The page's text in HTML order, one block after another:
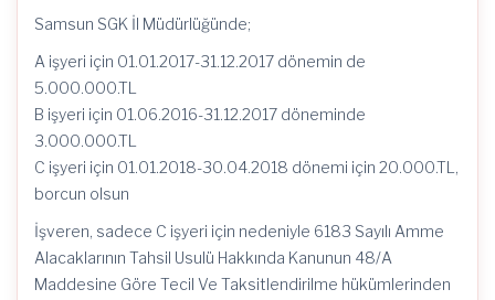
Samsun SGK İl Müdürlüğünde;
A işyeri için 01.01.2017-31.12.2017 dönemin de
5.000.000.TL
B işyeri için 01.06.2016-31.12.2017 döneminde
3.000.000.TL
C işyeri için 01.01.2018-30.04.2018 dönemi için 20.000.TL,
borcun olsun
İşveren, sadece C işyeri için nedeniyle 6183 Sayılı Amme
Alacaklarının Tahsil Usulü Hakkında Kanunun 48/A
Maddesine Göre Tecil Ve Taksitlendirilme hükümlerinden